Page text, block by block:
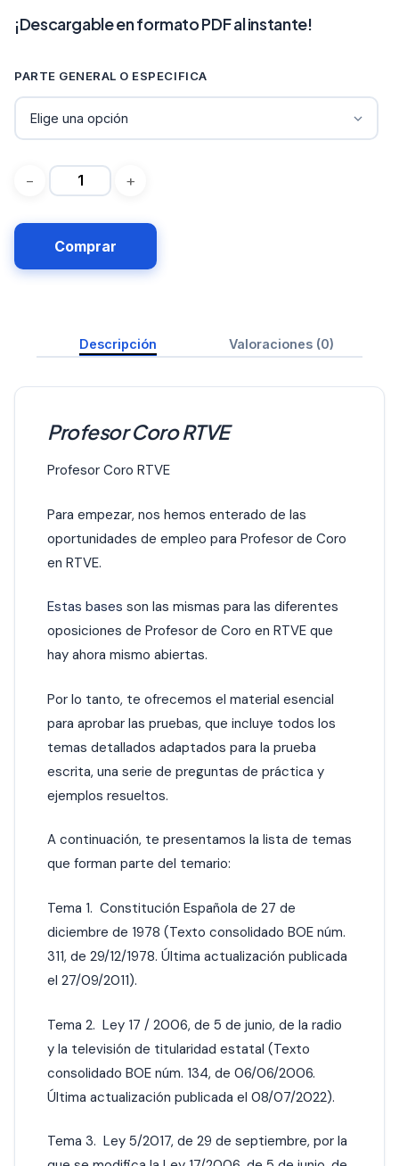
hasta
188€
¡Descargable en formato PDF al instante!
PARTE GENERAL O ESPECIFICA
Comprar
Descripción Valoraciones (0)
Profesor Coro RTVE
Profesor Coro RTVE
Para empezar, nos hemos enterado de las
oportunidades de empleo para Profesor de Coro
en RTVE.
Estas bases son las mismas para las diferentes
oposiciones de Profesor de Coro en RTVE que
hay ahora mismo abiertas.
Por lo tanto, te ofrecemos el material esencial
para aprobar las pruebas, que incluye todos los
temas detallados adaptados para la prueba
escrita, una serie de preguntas de práctica y
ejemplos resueltos.
A continuación, te presentamos la lista de temas
que forman parte del temario:
Tema 1. Constitución Española de 27 de
diciembre de 1978 (Texto consolidado BOE núm.
311, de 29/12/1978. Última actualización publicada
el 27/09/2011).
Tema 2. Ley 17 / 2006, de 5 de junio, de la radio
y la televisión de titularidad estatal (Texto
consolidado BOE núm. 134, de 06/06/2006.
Última actualización publicada el 08/07/2022).
Tema 3. Ley 5/2017, de 29 de septiembre, por la